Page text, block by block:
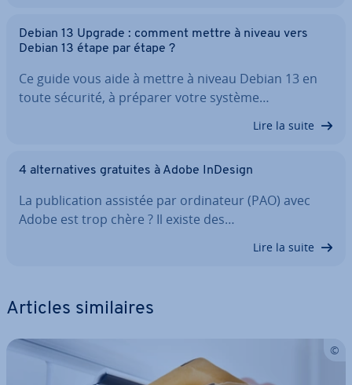
Debian 13 Upgrade : comment mettre à niveau vers
Debian 13 étape par étape ?
Ce guide vous aide à mettre à niveau Debian 13 en
toute sécurité, à préparer votre système…
Lire la suite
4 al­ter­na­tives gratuites à Adobe InDesign
La pu­bli­ca­tion assistée par or­di­na­teur (PAO) avec
Adobe est trop chère ? Il existe des…
Lire la suite
Articles si­mi­laires